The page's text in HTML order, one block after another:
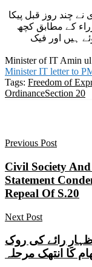
چند روز قبل پیکا
کے مطابق کچھ
ہیں اور فیک
Minister of IT Amin ul
Minister IT letter to
Tags: Freedom of
OrdinanceSection 20
Previous Post
Civil Society
Statement
Repeal Of S.20
Next Post
رائے کی روک
کا انتھک مرحلہ